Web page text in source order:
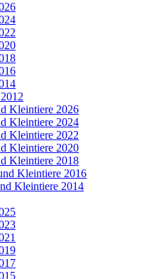
Kleintiere 2026
Kleintiere 2024
Kleintiere 2022
Kleintiere 2020
Kleintiere 2018
Kleintiere 2016
Kleintiere 2014